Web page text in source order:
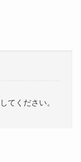
してください。